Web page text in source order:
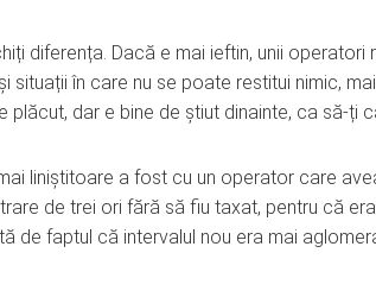
diferența. Dacă e mai ieftin, unii
situații în care nu se poate restitui nimic,
plăcut, dar e bine de știut dinainte, ca să-ți
liniștitoare a fost cu un operator care
de trei ori fără să fiu taxat, pentru că
de faptul că intervalul nou era mai